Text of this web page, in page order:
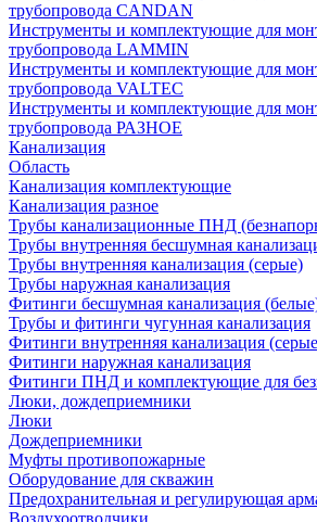
трубопровода CANDAN
Инструменты и комплектующие для
трубопровода LAMMIN
Инструменты и комплектующие для
трубопровода VALTEC
Инструменты и комплектующие для
трубопровода РАЗНОЕ
Канализация
Область
Канализация комплектующие
Канализация разное
Трубы канализационные ПНД
Трубы внутренняя бесшумная
Трубы внутренняя канализация (серые)
Трубы наружная канализация
Фитинги бесшумная канализация
Трубы и фитинги чугунная канализация
Фитинги внутренняя канализация
Фитинги наружная канализация
Фитинги ПНД и комплектующие для
Люки, дождеприемники
Люки
Дождеприемники
Муфты противопожарные
Оборудование для скважин
Предохранительная и регулирующая
Воздухоотводчики